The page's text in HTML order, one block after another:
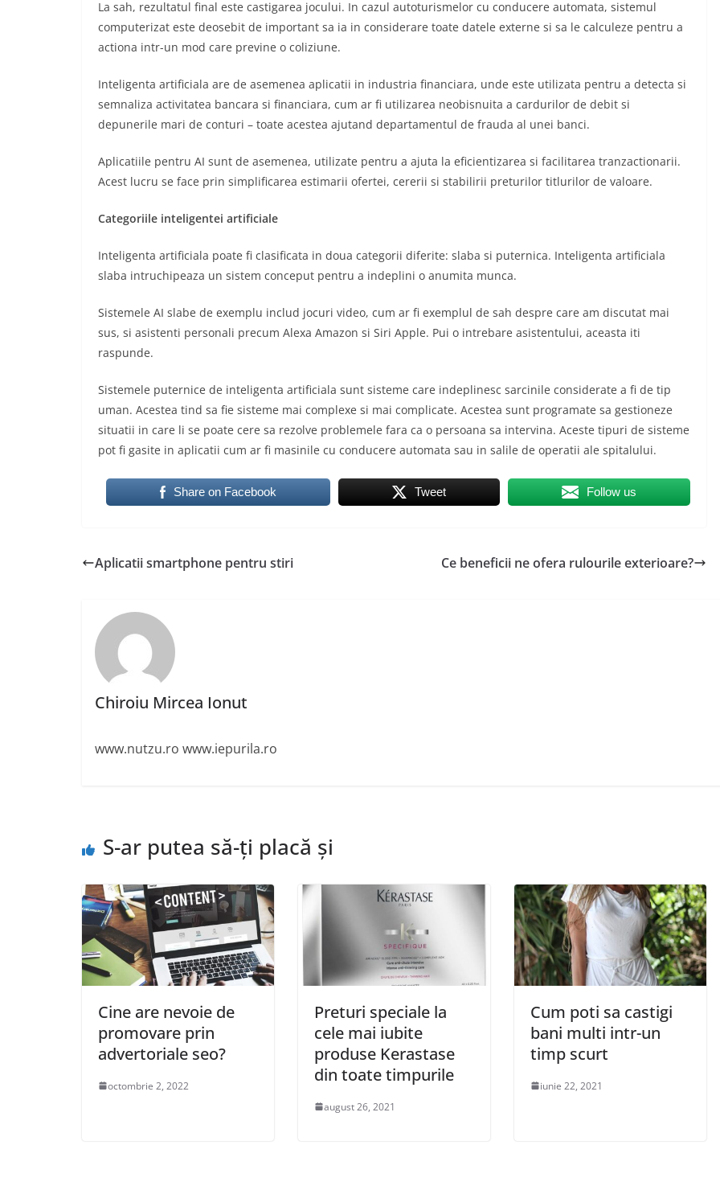
La sah, rezultatul final este castigarea jocului. In cazul autoturismelor cu conducere automata, sistemul
computerizat este deosebit de important sa ia in considerare toate datele externe si sa le calculeze pentru a
actiona intr-un mod care previne o coliziune.
Inteligenta artificiala are de asemenea aplicatii in industria financiara, unde este utilizata pentru a detecta si
semnaliza activitatea bancara si financiara, cum ar fi utilizarea neobisnuita a cardurilor de debit si
depunerile mari de conturi – toate acestea ajutand departamentul de frauda al unei banci.
Aplicatiile pentru AI sunt de asemenea, utilizate pentru a ajuta la eficientizarea si facilitarea tranzactionarii.
Acest lucru se face prin simplificarea estimarii ofertei, cererii si stabilirii preturilor titlurilor de valoare.
Categoriile inteligentei artificiale
Inteligenta artificiala poate fi clasificata in doua categorii diferite: slaba si puternica. Inteligenta artificiala
slaba intruchipeaza un sistem conceput pentru a indeplini o anumita munca.
Sistemele AI slabe de exemplu includ jocuri video, cum ar fi exemplul de sah despre care am discutat mai
sus, si asistenti personali precum Alexa Amazon si Siri Apple. Pui o intrebare asistentului, aceasta iti
raspunde.
Sistemele puternice de inteligenta artificiala sunt sisteme care indeplinesc sarcinile considerate a fi de tip
uman. Acestea tind sa fie sisteme mai complexe si mai complicate. Acestea sunt programate sa gestioneze
situatii in care li se poate cere sa rezolve problemele fara ca o persoana sa intervina. Aceste tipuri de sisteme
pot fi gasite in aplicatii cum ar fi masinile cu conducere automata sau in salile de operatii ale spitalului.
Share on Facebook Tweet Follow us
Aplicatii smartphone pentru stiri Ce beneficii ne ofera rulourile exterioare?
Chiroiu Mircea Ionut
www.nutzu.ro www.iepurila.ro
S-ar putea să-ți placă și
Cine are nevoie de
promovare prin
advertoriale seo?
octombrie 2, 2022
Preturi speciale la
cele mai iubite
produse Kerastase
din toate timpurile
august 26, 2021
Cum poti sa castigi
bani multi intr-un
timp scurt
iunie 22, 2021